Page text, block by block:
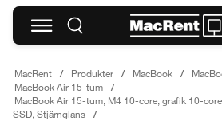
MacRent Produkter MacBook
MacBook Air 15-tum
MacBook Air 15-tum, M4 10-core, grafik 10-
SSD, Stjärnglans